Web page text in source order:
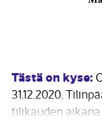
Tästä on kyse:
31.12.2020.
tilikauden